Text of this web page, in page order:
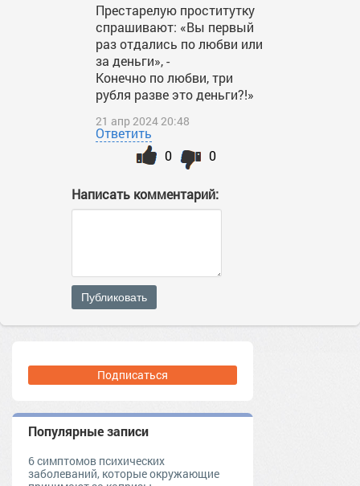
Престарелую проститутку
спрашивают: «Вы первый
раз отдались по любви или
за деньги», -
Конечно по любви, три
рубля разве это деньги?!»
21 апр 2024 20:48
Ответить
0
0
Написать комментарий:
Публиковать
Подписаться
Популярные записи
6 симптомов психических
заболеваний, которые окружающие